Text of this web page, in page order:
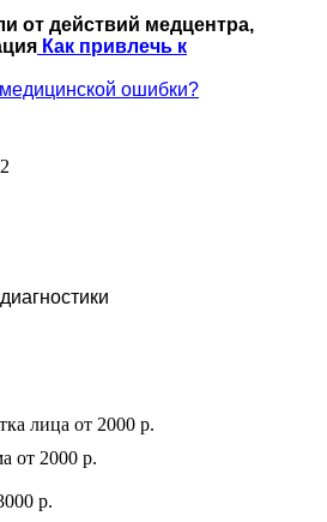
от действий медцентра,
Как привлечь к
ошибки?
лица от 2000 р.
от 2000 р.
р.